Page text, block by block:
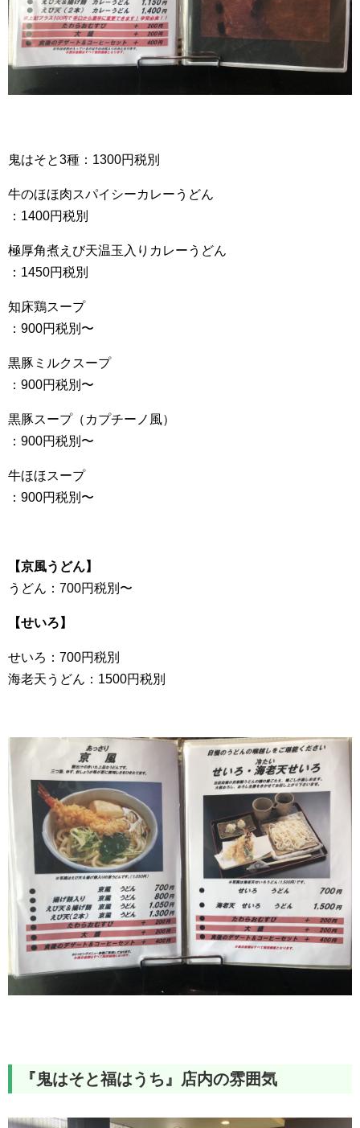
鬼はそと3種：1300円税別
牛のほほ肉スパイシーカレーうどん
：1400円税別
極厚角煮えび天温玉入りカレーうどん
：1450円税別
知床鶏スープ
：900円税別〜
黒豚ミルクスープ
：900円税別〜
黒豚スープ（カプチーノ風）
：900円税別〜
牛ほほスープ
：900円税別〜
【京風うどん】
うどん：700円税別〜
【せいろ】
せいろ：700円税別
海老天うどん：1500円税別
『鬼はそと福はうち』店内の雰囲気